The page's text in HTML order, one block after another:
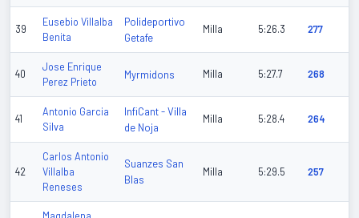
39
Eusebio Villalba
Benita
Polideportivo
Getafe
Milla 5:26.3 277
40
Jose Enrique
Perez Prieto
Myrmidons Milla 5:27.7 268
41
Antonio Garcia
Silva
InfiCant - Villa
de Noja
Milla 5:28.4 264
42
Carlos Antonio
Villalba
Reneses
Suanzes San
Blas
Milla 5:29.5 257